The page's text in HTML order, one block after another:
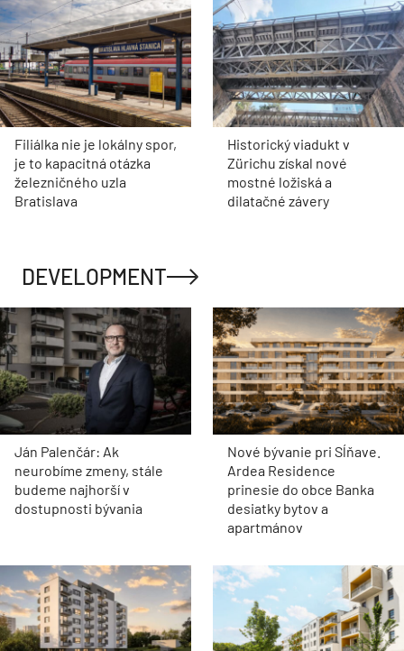
Filiálka nie je lokálny spor,
je to kapacitná otázka
železničného uzla
Bratislava
Historický viadukt v
Zürichu získal nové
mostné ložiská a
dilatačné závery
DEVELOPMENT
Ján Palenčár: Ak
neurobíme zmeny, stále
budeme najhorší v
dostupnosti bývania
Nové bývanie pri Sĺňave.
Ardea Residence
prinesie do obce Banka
desiatky bytov a
apartmánov